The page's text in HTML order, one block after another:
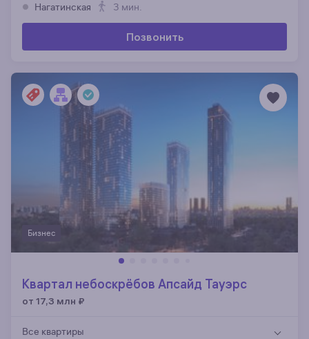
Нагатинская 3 мин.
Позвонить
Бизнес
Квартал небоскрёбов Апсайд Тауэрс
от 17,3 млн ₽
Все квартиры